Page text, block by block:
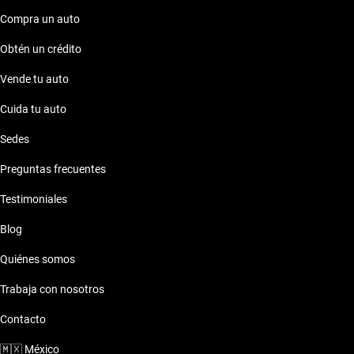
Compra un auto
Obtén un crédito
Vende tu auto
Cuida tu auto
Sedes
Preguntas frecuentes
Testimoniales
Blog
Quiénes somos
Trabaja con nosotros
Contacto
🇲🇽 México